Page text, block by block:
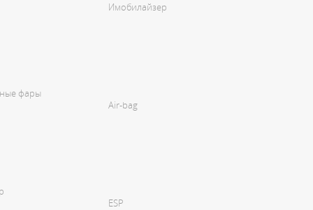
фары
Имобилайзер
Air-bag
ESP